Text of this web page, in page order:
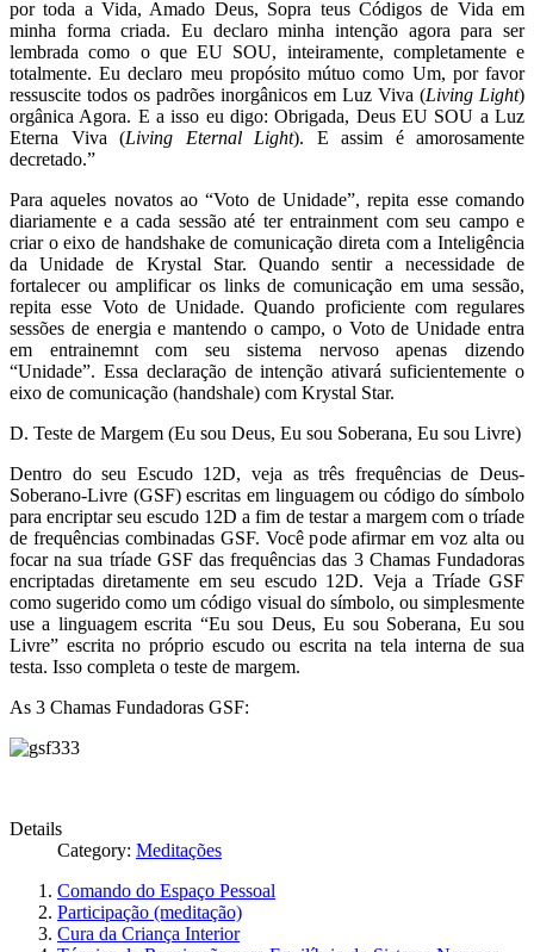
por toda a Vida, Amado Deus, Sopra teus Códigos de Vida em
minha forma criada. Eu declaro minha intenção agora para ser
lembrada como o que EU SOU, inteiramente, completamente e
totalmente. Eu declaro meu propósito mútuo como Um, por favor
ressuscite todos os padrões inorgânicos em Luz Viva (Living Light)
orgânica Agora. E a isso eu digo: Obrigada, Deus EU SOU a Luz
Eterna Viva (Living Eternal Light). E assim é amorosamente
decretado.”
Para aqueles novatos ao “Voto de Unidade”, repita esse comando
diariamente e a cada sessão até ter entrainment com seu campo e
criar o eixo de handshake de comunicação direta com a Inteligência
da Unidade de Krystal Star. Quando sentir a necessidade de
fortalecer ou amplificar os links de comunicação em uma sessão,
repita esse Voto de Unidade. Quando proficiente com regulares
sessões de energia e mantendo o campo, o Voto de Unidade entra
em entrainemnt com seu sistema nervoso apenas dizendo
“Unidade”. Essa declaração de intenção ativará suficientemente o
eixo de comunicação (handshale) com Krystal Star.
D. Teste de Margem (Eu sou Deus, Eu sou Soberana, Eu sou Livre)
Dentro do seu Escudo 12D, veja as três frequências de Deus-
Soberano-Livre (GSF) escritas em linguagem ou código do símbolo
para encriptar seu escudo 12D a fim de testar a margem com o tríade
de frequências combinadas GSF. Você pode afirmar em voz alta ou
focar na sua tríade GSF das frequências das 3 Chamas Fundadoras
encriptadas diretamente em seu escudo 12D. Veja a Tríade GSF
como sugerido como um código visual do símbolo, ou simplesmente
use a linguagem escrita “Eu sou Deus, Eu sou Soberana, Eu sou
Livre” escrita no próprio escudo ou escrita na tela interna de sua
testa. Isso completa o teste de margem.
As 3 Chamas Fundadoras GSF:
Details
Category: Meditações
Comando do Espaço Pessoal
Participação (meditação)
Cura da Criança Interior